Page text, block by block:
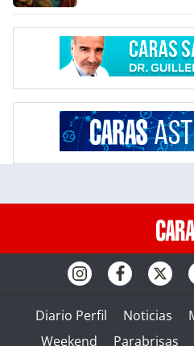
Diario Perfil Noticias
Weekend
Parabrisas